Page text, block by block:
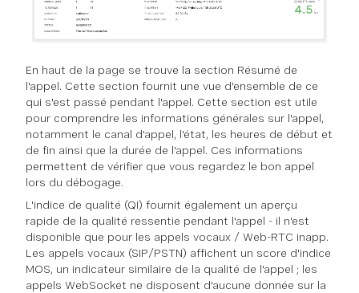
En haut de la page se trouve la section Résumé de
l'appel. Cette section fournit une vue d'ensemble de ce
qui s'est passé pendant l'appel. Cette section est utile
pour comprendre les informations générales sur l'appel,
notamment le canal d'appel, l'état, les heures de début et
de fin ainsi que la durée de l'appel. Ces informations
permettent de vérifier que vous regardez le bon appel
lors du débogage.
L'indice de qualité (QI) fournit également un aperçu
rapide de la qualité ressentie pendant l'appel - il n'est
disponible que pour les appels vocaux / Web-RTC inapp.
Les appels vocaux (SIP/PSTN) affichent un score d'indice
MOS, un indicateur similaire de la qualité de l'appel ; les
appels WebSocket ne disposent d'aucune donnée sur la